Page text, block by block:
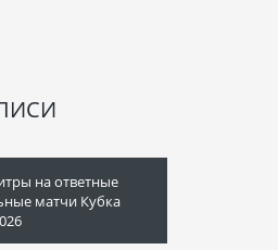
на ответные
матчи Кубка